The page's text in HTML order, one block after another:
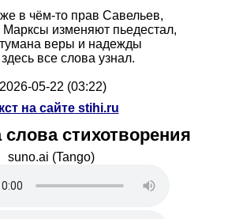
в чём-то прав Савельев,
Марксы изменяют пьедестал,
тумана веры и надежды
все слова узнал.
05-22 (03:22)
на сайте stihi.ru
стихотворения
suno.ai (Tango)